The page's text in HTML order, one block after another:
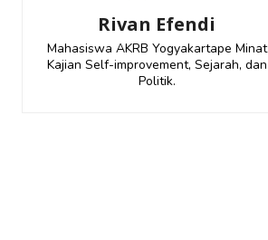
Rivan Efendi
Mahasiswa AKRB Yogyakartape Minat
Kajian Self-improvement, Sejarah, dan
Politik.